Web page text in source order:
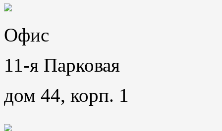
Офис
11-я Парковая
дом 44, корп. 1